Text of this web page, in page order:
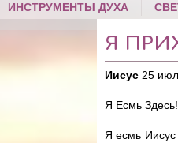
ИНСТРУМЕНТЫ ДУХА
Я
Иисус 25
Я Есмь Здесь!
Я есмь